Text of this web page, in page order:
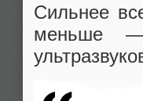
Сильнее
меньше